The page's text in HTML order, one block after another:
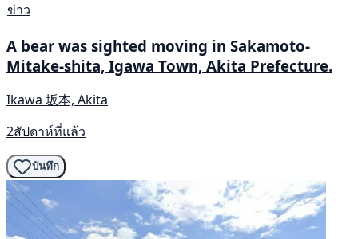
ข่าว
A bear was sighted moving in Sakamoto-
Mitake-shita, Igawa Town, Akita Prefecture.
Ikawa 坂本, Akita
2สัปดาห์ที่แล้ว
บันทึก